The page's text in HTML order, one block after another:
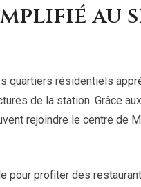
au
quartiers résidentiels
de la station. Grâce
rejoindre le centre de
pour profiter des